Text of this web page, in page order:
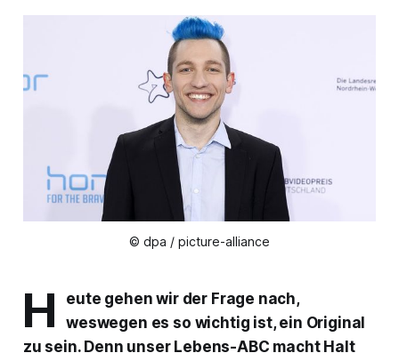
© dpa / picture-alliance
H
eute gehen wir der Frage nach,
weswegen es so wichtig ist, ein Original
zu sein. Denn unser Lebens-ABC macht Halt